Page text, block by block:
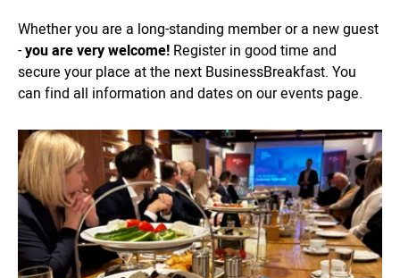
Whether you are a long-standing member or a new guest
-you are very welcome! Register in good time and
secure your place at the next BusinessBreakfast. You
can find all information and dates on our events page.